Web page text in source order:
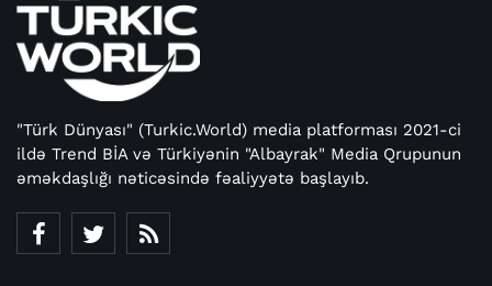
"Türk Dünyası" (Turkic.World) media platforması 2021-ci
ildə Trend BİA və Türkiyənin "Albayrak" Media Qrupunun
əməkdaşlığı nəticəsində fəaliyyətə başlayıb.